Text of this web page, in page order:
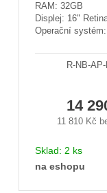
RAM: 32GB
Displej: 16"
Operační
R-NB-
14
11 810 Kč
Sklad: 2 ks
na eshopu